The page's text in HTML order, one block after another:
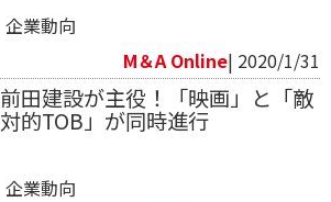
企業動向
M＆A Online| 2020/1/31
前田建設が主役！「映画」と「敵
対的TOB」が同時進行
企業動向